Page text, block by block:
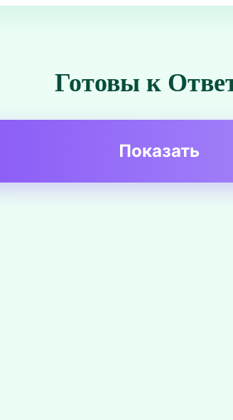
Готовы к
Показать